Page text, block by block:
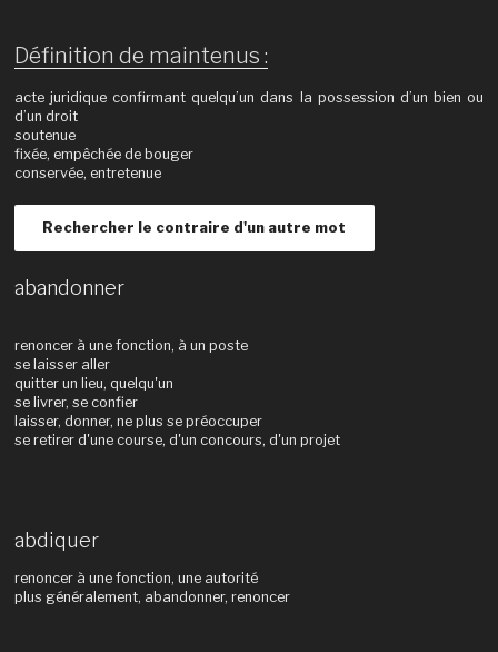
Définition de maintenus :
acte juridique confirmant quelqu’un dans la possession d’un bien ou
d’un droit
soutenue
fixée, empêchée de bouger
conservée, entretenue
Rechercher le contraire d'un autre mot
abandonner
renoncer à une fonction, à un poste
se laisser aller
quitter un lieu, quelqu'un
se livrer, se confier
laisser, donner, ne plus se préoccuper
se retirer d'une course, d'un concours, d'un projet
abdiquer
renoncer à une fonction, une autorité
plus généralement, abandonner, renoncer